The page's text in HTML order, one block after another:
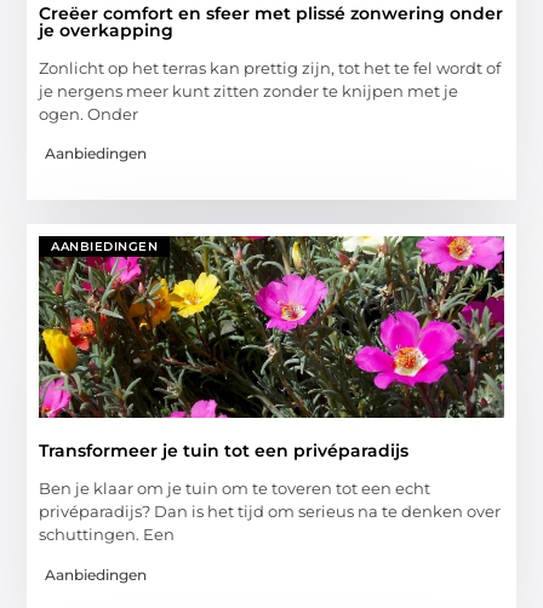
Creëer comfort en sfeer met plissé zonwering onder
je overkapping
Zonlicht op het terras kan prettig zijn, tot het te fel wordt of
je nergens meer kunt zitten zonder te knijpen met je
ogen. Onder
Aanbiedingen
AANBIEDINGEN
Transformeer je tuin tot een privéparadijs
Ben je klaar om je tuin om te toveren tot een echt
privéparadijs? Dan is het tijd om serieus na te denken over
schuttingen. Een
Aanbiedingen